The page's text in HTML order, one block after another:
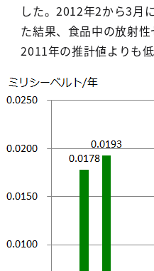
した。2012年2から3月
た結果、食品中の放射
2011年の推計値よりも